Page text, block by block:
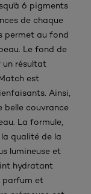
6 pigments
de chaque
permet au fond
Le fond de
un résultat
est
Ainsi,
belle couvrance
La formule,
qualité de la
lumineuse et
hydratant
parfum et